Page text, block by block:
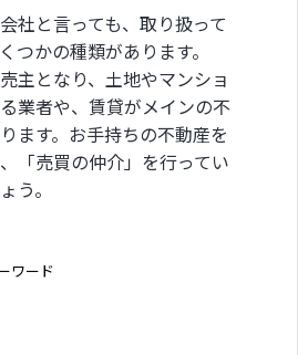
社と言っても、取り扱って
つかの種類があります。
主となり、土地やマンショ
業者や、賃貸がメインの不
ます。お手持ちの不動産を
「売買の仲介」を行ってい
う。
ワード